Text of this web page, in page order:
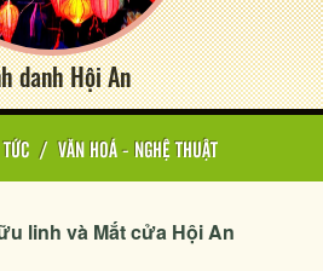
danh Hội An
/ VĂN HOÁ - NGHỆ THUẬT
linh và Mắt cửa Hội An